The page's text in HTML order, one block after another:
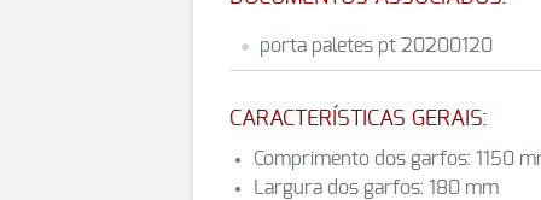
porta paletes pt 20200120
CARACTERÍSTICAS GERAIS:
Comprimento dos garfos: 1150
Largura dos garfos: 180 mm